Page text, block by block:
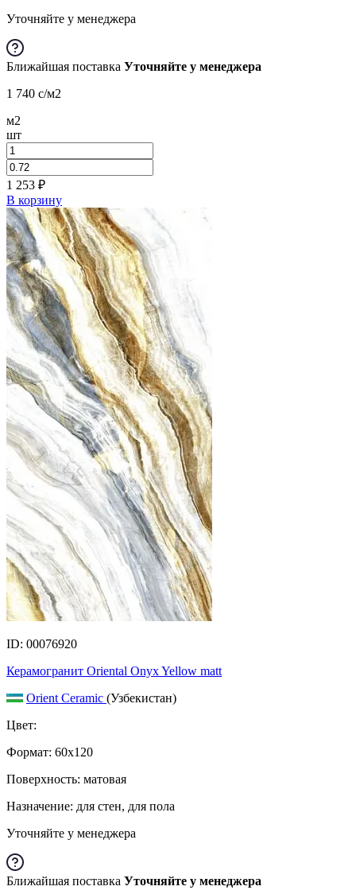
Уточняйте у менеджера
Ближайшая поставка Уточняйте у менеджера
1 740 c/м2
м2
шт
1 253 ₽
В корзину
ID: 00076920
Керамогранит Oriental Onyx Yellow matt
Orient Ceramic (Узбекистан)
Цвет:
Формат: 60x120
Поверхность: матовая
Назначение: для стен, для пола
Уточняйте у менеджера
Ближайшая поставка Уточняйте у менеджера